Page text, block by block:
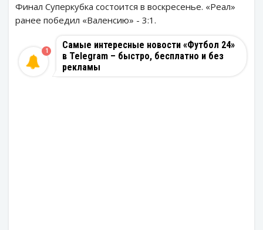
Финал Суперкубка состоится в воскресенье. «Реал»
ранее победил «Валенсию» - 3:1.
Самые интересные новости «Футбол 24»
в Telegram – быстро, бесплатно и без
рекламы
1